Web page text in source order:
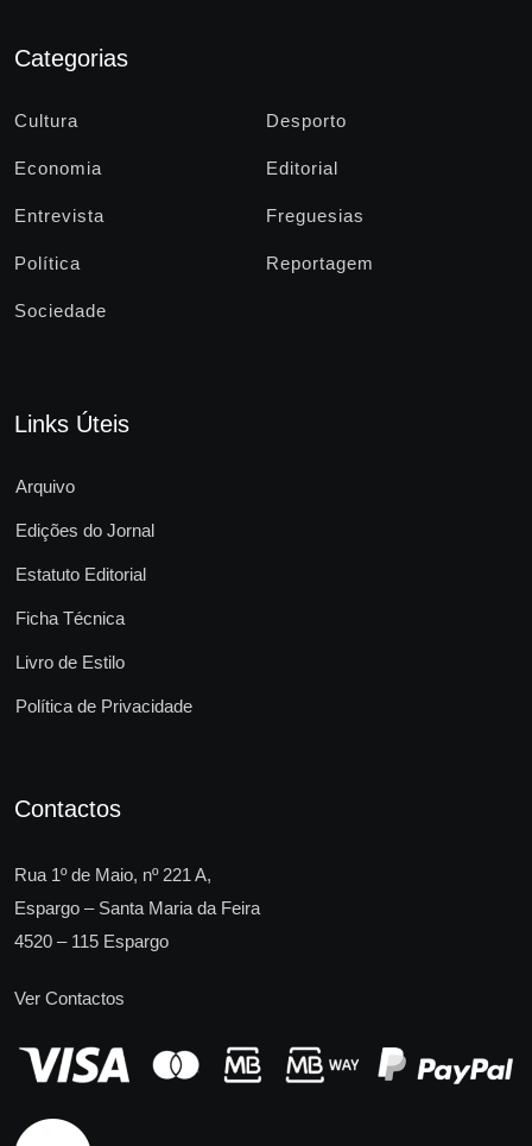
Categorias
Cultura Desporto
Economia Editorial
Entrevista Freguesias
Política Reportagem
Sociedade
Links Úteis
Arquivo
Edições do Jornal
Estatuto Editorial
Ficha Técnica
Livro de Estilo
Política de Privacidade
Contactos
Rua 1º de Maio, nº 221 A,
Espargo – Santa Maria da Feira
4520 – 115 Espargo
Ver Contactos